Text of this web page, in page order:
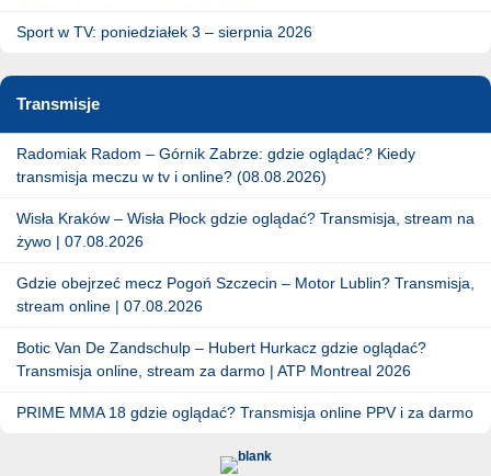
Sport w TV: poniedziałek 3 – sierpnia 2026
Transmisje
Radomiak Radom – Górnik Zabrze: gdzie oglądać? Kiedy
transmisja meczu w tv i online? (08.08.2026)
Wisła Kraków – Wisła Płock gdzie oglądać? Transmisja, stream na
żywo | 07.08.2026
Gdzie obejrzeć mecz Pogoń Szczecin – Motor Lublin? Transmisja,
stream online | 07.08.2026
Botic Van De Zandschulp – Hubert Hurkacz gdzie oglądać?
Transmisja online, stream za darmo | ATP Montreal 2026
PRIME MMA 18 gdzie oglądać? Transmisja online PPV i za darmo